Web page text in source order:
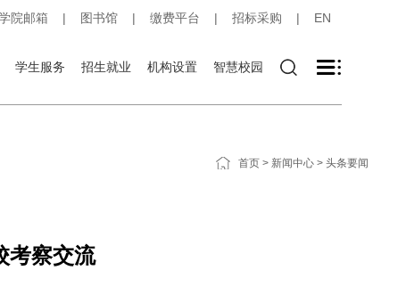
院邮箱 | 图书馆 | 缴费平台 | 招标采购 | EN
学生服务 招生就业 机构设置 智慧校园
首页 > 新闻中心 > 头条要闻
考察交流